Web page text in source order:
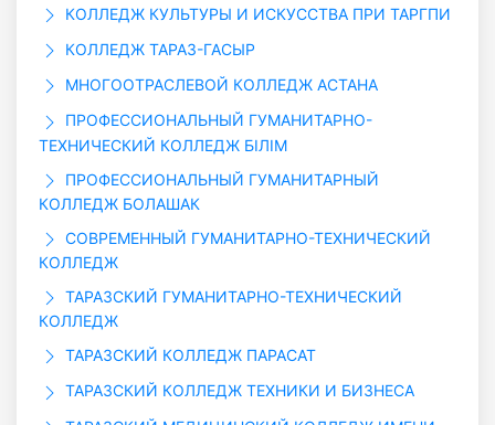
КОЛЛЕДЖ КУЛЬТУРЫ И ИСКУССТВА ПРИ ТАРГПИ
КОЛЛЕДЖ ТАРАЗ-ГАСЫР
МНОГООТРАСЛЕВОЙ КОЛЛЕДЖ АСТАНА
ПРОФЕССИОНАЛЬНЫЙ ГУМАНИТАРНО-
ТЕХНИЧЕСКИЙ КОЛЛЕДЖ БIЛIМ
ПРОФЕССИОНАЛЬНЫЙ ГУМАНИТАРНЫЙ
КОЛЛЕДЖ БОЛАШАК
СОВРЕМЕННЫЙ ГУМАНИТАРНО-ТЕХНИЧЕСКИЙ
КОЛЛЕДЖ
ТАРАЗСКИЙ ГУМАНИТАРНО-ТЕХНИЧЕСКИЙ
КОЛЛЕДЖ
ТАРАЗСКИЙ КОЛЛЕДЖ ПАРАСАТ
ТАРАЗСКИЙ КОЛЛЕДЖ ТЕХНИКИ И БИЗНЕСА